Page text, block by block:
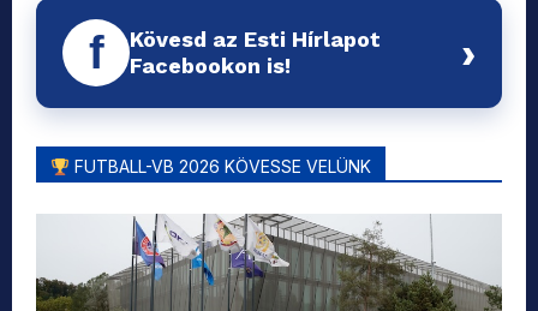
f
Kövesd az Esti Hírlapot
Facebookon is!
›
FUTBALL-VB 2026 KÖVESSE VELÜNK